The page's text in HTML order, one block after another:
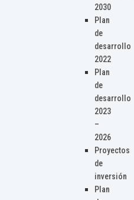
2030
Plan
de
desarrollo
2022
Plan
de
desarrollo
2023
–
2026
Proyectos
de
inversión
Plan